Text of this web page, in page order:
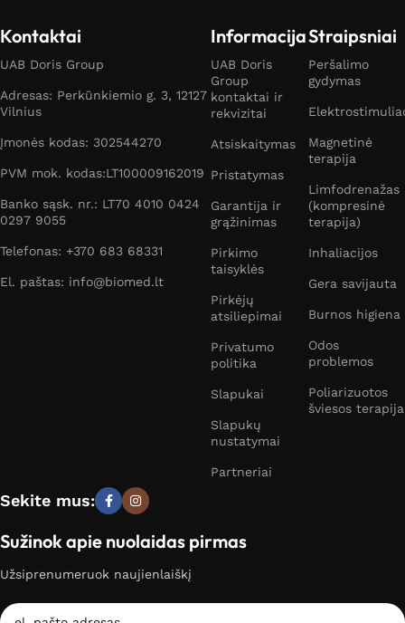
Kontaktai
UAB Doris Group
Adresas: Perkūnkiemio g. 3, 12127
Vilnius
Įmonės kodas: 302544270
PVM mok. kodas:LT100009162019
Banko sąsk. nr.: LT70 4010 0424
0297 9055
Telefonas: +370 683 68331
El. paštas: info@biomed.lt
Informacija
UAB Doris
Group
kontaktai ir
rekvizitai
Atsiskaitymas
Pristatymas
Garantija ir
grąžinimas
Pirkimo
taisyklės
Pirkėjų
atsiliepimai
Privatumo
politika
Slapukai
Slapukų
nustatymai
Partneriai
Straipsniai
Peršalimo
gydymas
Magnetinė
terapija
Limfodrenažas
(kompresinė
terapija)
Inhaliacijos
Gera savijauta
Burnos higiena
Odos
problemos
Poliarizuotos
šviesos terapija
Sekite mus:
Sužinok apie nuolaidas pirmas
Užsiprenumeruok naujienlaiškį